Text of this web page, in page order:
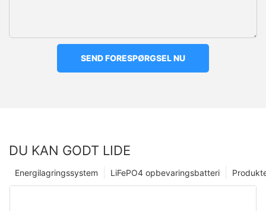
SEND FORESPØRGSEL NU
DU KAN GODT LIDE
LiFePO4 opbevaringsbatteri
Energilagringssystem